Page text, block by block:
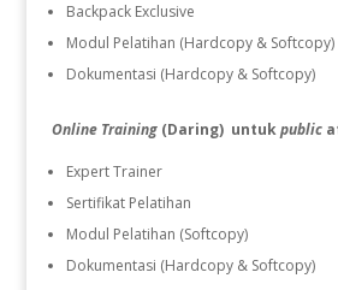
Backpack Exclusive
Modul Pelatihan (Hardcopy & Softcopy)
Dokumentasi (Hardcopy & Softcopy)
Online Training (Daring) untukpublic
Expert Trainer
Sertifikat Pelatihan
Modul Pelatihan (Softcopy)
Dokumentasi (Hardcopy & Softcopy)